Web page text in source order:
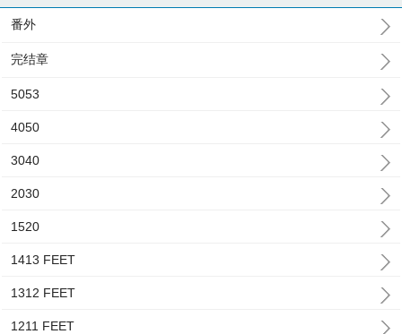
番外
完结章
5053
4050
3040
2030
1520
1413 FEET
1312 FEET
1211 FEET